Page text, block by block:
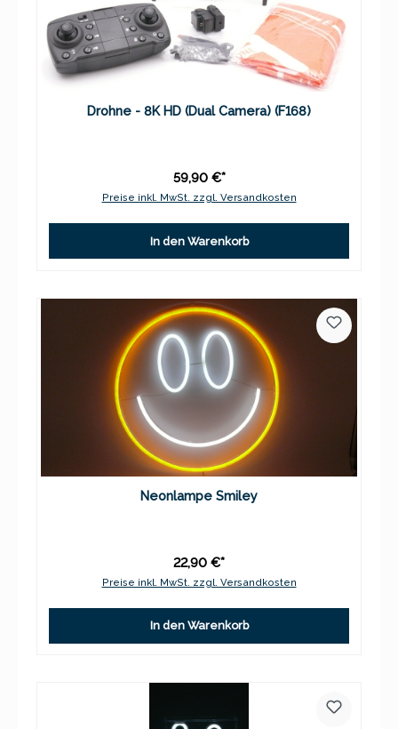
Drohne - 8K HD (Dual Camera) (F168)
59,90 €*
Preise inkl. MwSt. zzgl. Versandkosten
In den Warenkorb
Neonlampe Smiley
22,90 €*
Preise inkl. MwSt. zzgl. Versandkosten
In den Warenkorb